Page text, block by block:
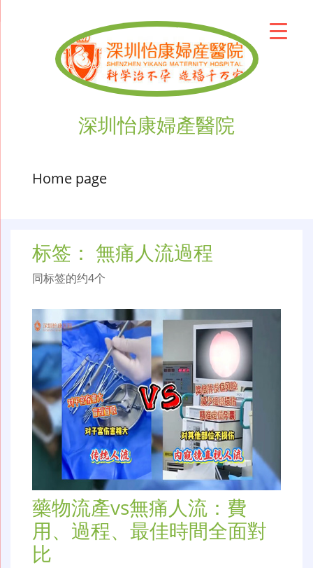
深圳怡康婦產醫院
Home page
标签： 無痛人流過程
同标签的约4个
藥物流產vs無痛人流：費
用、過程、最佳時間全面對
比